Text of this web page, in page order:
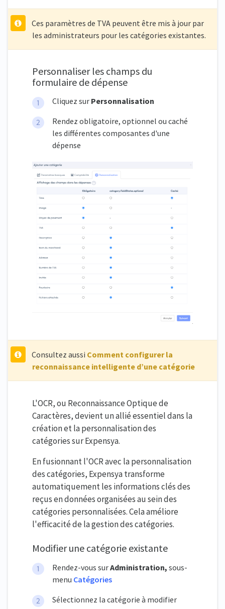
Ces paramètres de TVA peuvent être mis à jour par
les administrateurs pour les catégories existantes.
Personnaliser les champs du
formulaire de dépense
Cliquez sur Personnalisation
Rendez obligatoire, optionnel ou caché
les différentes composantes d'une
dépense
Consultez aussi Comment configurer la
reconnaissance intelligente d’une catégorie
L'OCR, ou Reconnaissance Optique de
Caractères, devient un allié essentiel dans la
création et la personnalisation des
catégories sur Expensya.
En fusionnant l'OCR avec la personnalisation
des catégories, Expensya transforme
automatiquement les informations clés des
reçus en données organisées au sein des
catégories personnalisées. Cela améliore
l'efficacité de la gestion des catégories.
Modifier une catégorie existante
Rendez-vous surAdministration, sous-
menu Catégories
Sélectionnez la catégorie à modifier